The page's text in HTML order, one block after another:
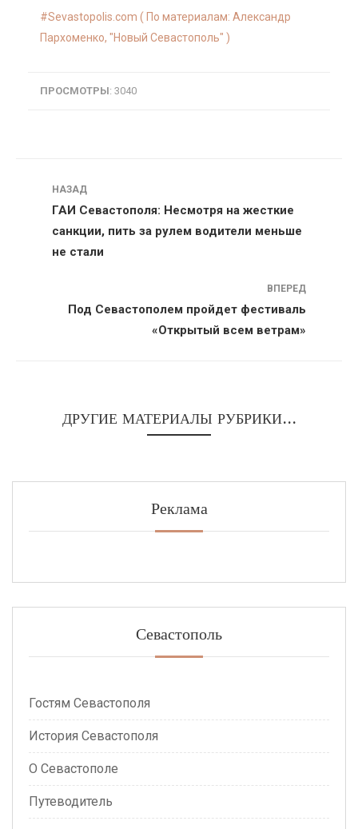
Sevastopolis.com ( По материалам: Александр
Пархоменко, "Новый Севастополь" )
ПРОСМОТРЫ: 3040
Навигация
НАЗАД
ГАИ Севастополя: Несмотря на жесткие
санкции, пить за рулем водители меньше
не стали
ВПЕРЕД
Под Севастополем пройдет фестиваль
«Открытый всем ветрам»
ДРУГИЕ МАТЕРИАЛЫ РУБРИКИ...
Реклама
Севастополь
Гостям Севастополя
История Севастополя
О Севастополе
Путеводитель